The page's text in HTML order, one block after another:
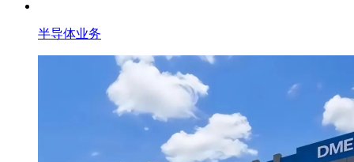
半导体业务